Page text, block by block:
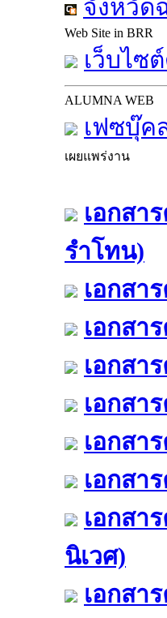
จังหวัด
Web Site in BRR
เว็บไซ
ALUMNA WEB
เฟซบุ๊ค
เผยแพร่งาน
เอกสา
รำโทน)
เอกสา
เอกสา
เอกสา
เอกสา
เอกสา
เอกสา
เอกสา
นิเวศ)
เอกสา